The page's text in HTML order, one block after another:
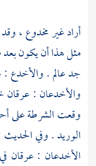
أراد غير مخدوع ،
مثل هذا أن يكون
جد عالم . والأخدع
والأخدعان : عرقان
وقعت الشرطة على
الوريد . وفي
الأخدعان : عرقان